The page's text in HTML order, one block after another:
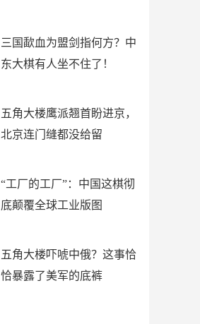
三国歃血为盟剑指何方？中
东大棋有人坐不住了！
五角大楼鹰派翘首盼进京，
北京连门缝都没给留
“工厂的工厂”：中国这棋彻
底颠覆全球工业版图
五角大楼吓唬中俄？这事恰
恰暴露了美军的底裤